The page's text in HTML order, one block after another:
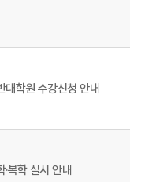
학원 수강신청 안내
복학 실시 안내